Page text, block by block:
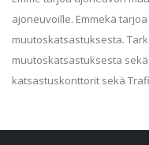
ajoneuvoille. Emmekä
muutoskatsastuksesta.
muutoskatsastuksesta
katsastuskonttorit sekä